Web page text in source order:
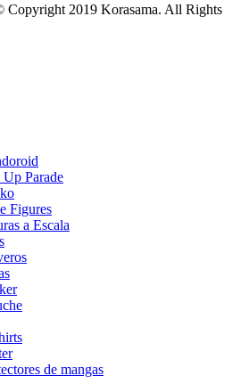
Copyright 2019 Korasama. All Rights
Up Parade
Figures
a Escala
de mangas